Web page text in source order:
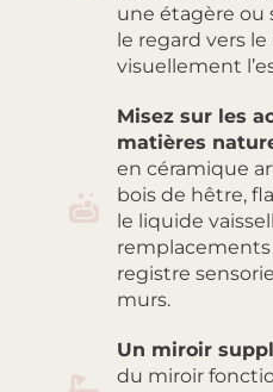
une étagère ou
le regard vers
visuellement
Misez sur les
matières
en céramique
bois de hêtre,
le liquide
registre
murs.
Un miroir
du miroir